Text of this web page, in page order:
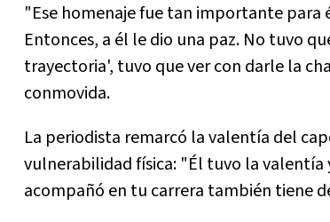
"Ese homenaje fue tan importante para
Entonces, a él le dio una paz. No tuvo
trayectoria', tuvo que ver con darle la
conmovida.
La periodista remarcó la valentía del
vulnerabilidad física: "Él tuvo la valentía
acompañó en tu carrera también tiene